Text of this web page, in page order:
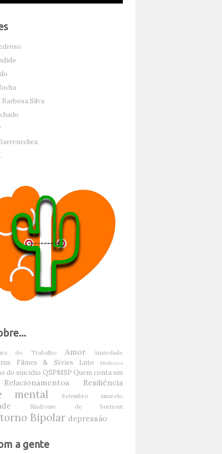
Silva
do Trabalho Amor Ansiedade
Filmes & Séries Luto Mulheres
do suicídio QSPMSP Quem conta um
Relacionamentos Resiliência
mental Setembro Amarelo
Síndrome de burnout
Bipolar depressão
a gente